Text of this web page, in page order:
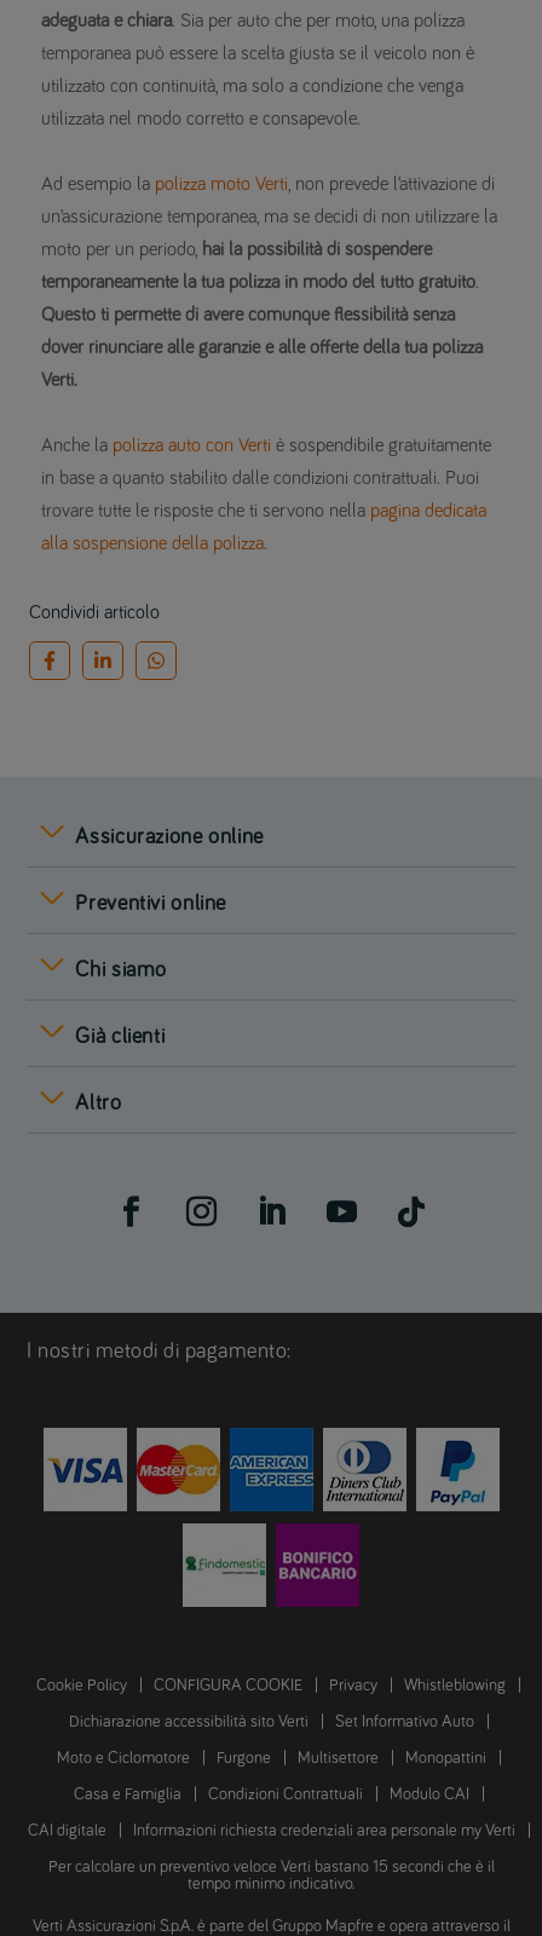
adeguata e chiara. Sia per auto che per moto, una polizza
temporanea può essere la scelta giusta se il veicolo non è
utilizzato con continuità, ma solo a condizione che venga
utilizzata nel modo corretto e consapevole.
Ad esempio la polizza moto Verti , non prevede l’attivazione di
un’assicurazione temporanea, ma se decidi di non utilizzare la
moto per un periodo, hai la possibilità di sospendere
temporaneamente la tua polizza in modo del tutto gratuito.
Questo ti permette di avere comunque flessibilità senza
dover rinunciare alle garanzie e alle offerte della tua polizza
Verti.
Anche la polizza auto con Verti è sospendibile gratuitamente
in base a quanto stabilito dalle condizioni contrattuali. Puoi
trovare tutte le risposte che ti servono nella pagina dedicata
alla sospensione della polizza.
Condividi articolo
Assicurazione online
Preventivi online
Chi siamo
Già clienti
Altro
I nostri metodi di pagamento:
Cookie Policy CONFIGURA COOKIE Privacy Whistleblowing
Dichiarazione accessibilità sito Verti Set Informativo Auto
Moto e Ciclomotore Furgone Multisettore Monopattini
Casa e Famiglia Condizioni Contrattuali Modulo CAI
CAI digitale Informazioni richiesta credenziali area personale my Verti
Per calcolare un preventivo veloce Verti bastano 15 secondi che è il
tempo minimo indicativo.
Verti Assicurazioni S.p.A. è parte del Gruppo Mapfre e opera attraverso il